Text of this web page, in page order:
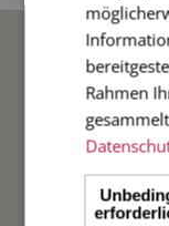
BELIEBTE ANLÄSSE
Hochzeit
Weihnachten
Rahmen